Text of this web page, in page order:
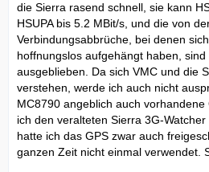
die Sierra rasend schnell, sie kann
HSUPA bis 5.2 MBit/s, und die von
Verbindungsabbrüche, bei denen
hoffnungslos aufgehängt haben, sind
ausgeblieben. Da sich VMC und die
verstehen, werde ich auch nicht
MC8790 angeblich auch
ich den veralteten Sierra 3G-
hatte ich das GPS zwar auch
ganzen Zeit nicht einmal verwendet.